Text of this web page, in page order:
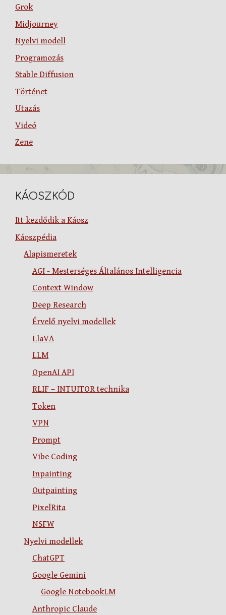
Grok
Midjourney
Nyelvi modell
Programozás
Stable Diffusion
Történet
Utazás
Videó
Zene
KÁOSZKÓD
Itt kezdődik a Káosz
Káoszpédia
Alapismeretek
AGI - Mesterséges Általános Intelligencia
Context Window
Deep Research
Érvelő nyelvi modellek
LlaVA
LLM
OpenAI API
RLIF – INTUITOR technika
Token
VPN
Prompt
Vibe Coding
Inpainting
Outpainting
PixelRita
NSFW
Nyelvi modellek
ChatGPT
Google Gemini
Google NotebookLM
Anthropic Claude